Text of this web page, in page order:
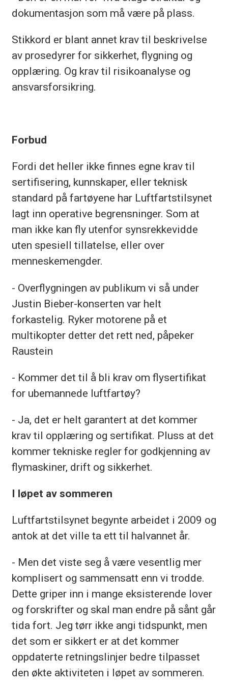
dokumentasjon som må være på plass.
Stikkord er blant annet krav til beskrivelse
av prosedyrer for sikkerhet, flygning og
opplæring. Og krav til risikoanalyse og
ansvarsforsikring.
Forbud
Fordi det heller ikke finnes egne krav til
sertifisering, kunnskaper, eller teknisk
standard på fartøyene har Luftfartstilsynet
lagt inn operative begrensninger. Som at
man ikke kan fly utenfor synsrekkevidde
uten spesiell tillatelse, eller over
menneskemengder.
- Overflygningen av publikum vi så under
Justin Bieber-konserten var helt
forkastelig. Ryker motorene på et
multikopter detter det rett ned, påpeker
Raustein
- Kommer det til å bli krav om flysertifikat
for ubemannede luftfartøy?
- Ja, det er helt garantert at det kommer
krav til opplæring og sertifikat. Pluss at det
kommer tekniske regler for godkjenning av
flymaskiner, drift og sikkerhet.
I løpet av sommeren
Luftfartstilsynet begynte arbeidet i 2009 og
antok at det ville ta ett til halvannet år.
- Men det viste seg å være vesentlig mer
komplisert og sammensatt enn vi trodde.
Dette griper inn i mange eksisterende lover
og forskrifter og skal man endre på sånt går
tida fort. Jeg tørr ikke angi tidspunkt, men
det som er sikkert er at det kommer
oppdaterte retningslinjer bedre tilpasset
den økte aktiviteten i løpet av sommeren.